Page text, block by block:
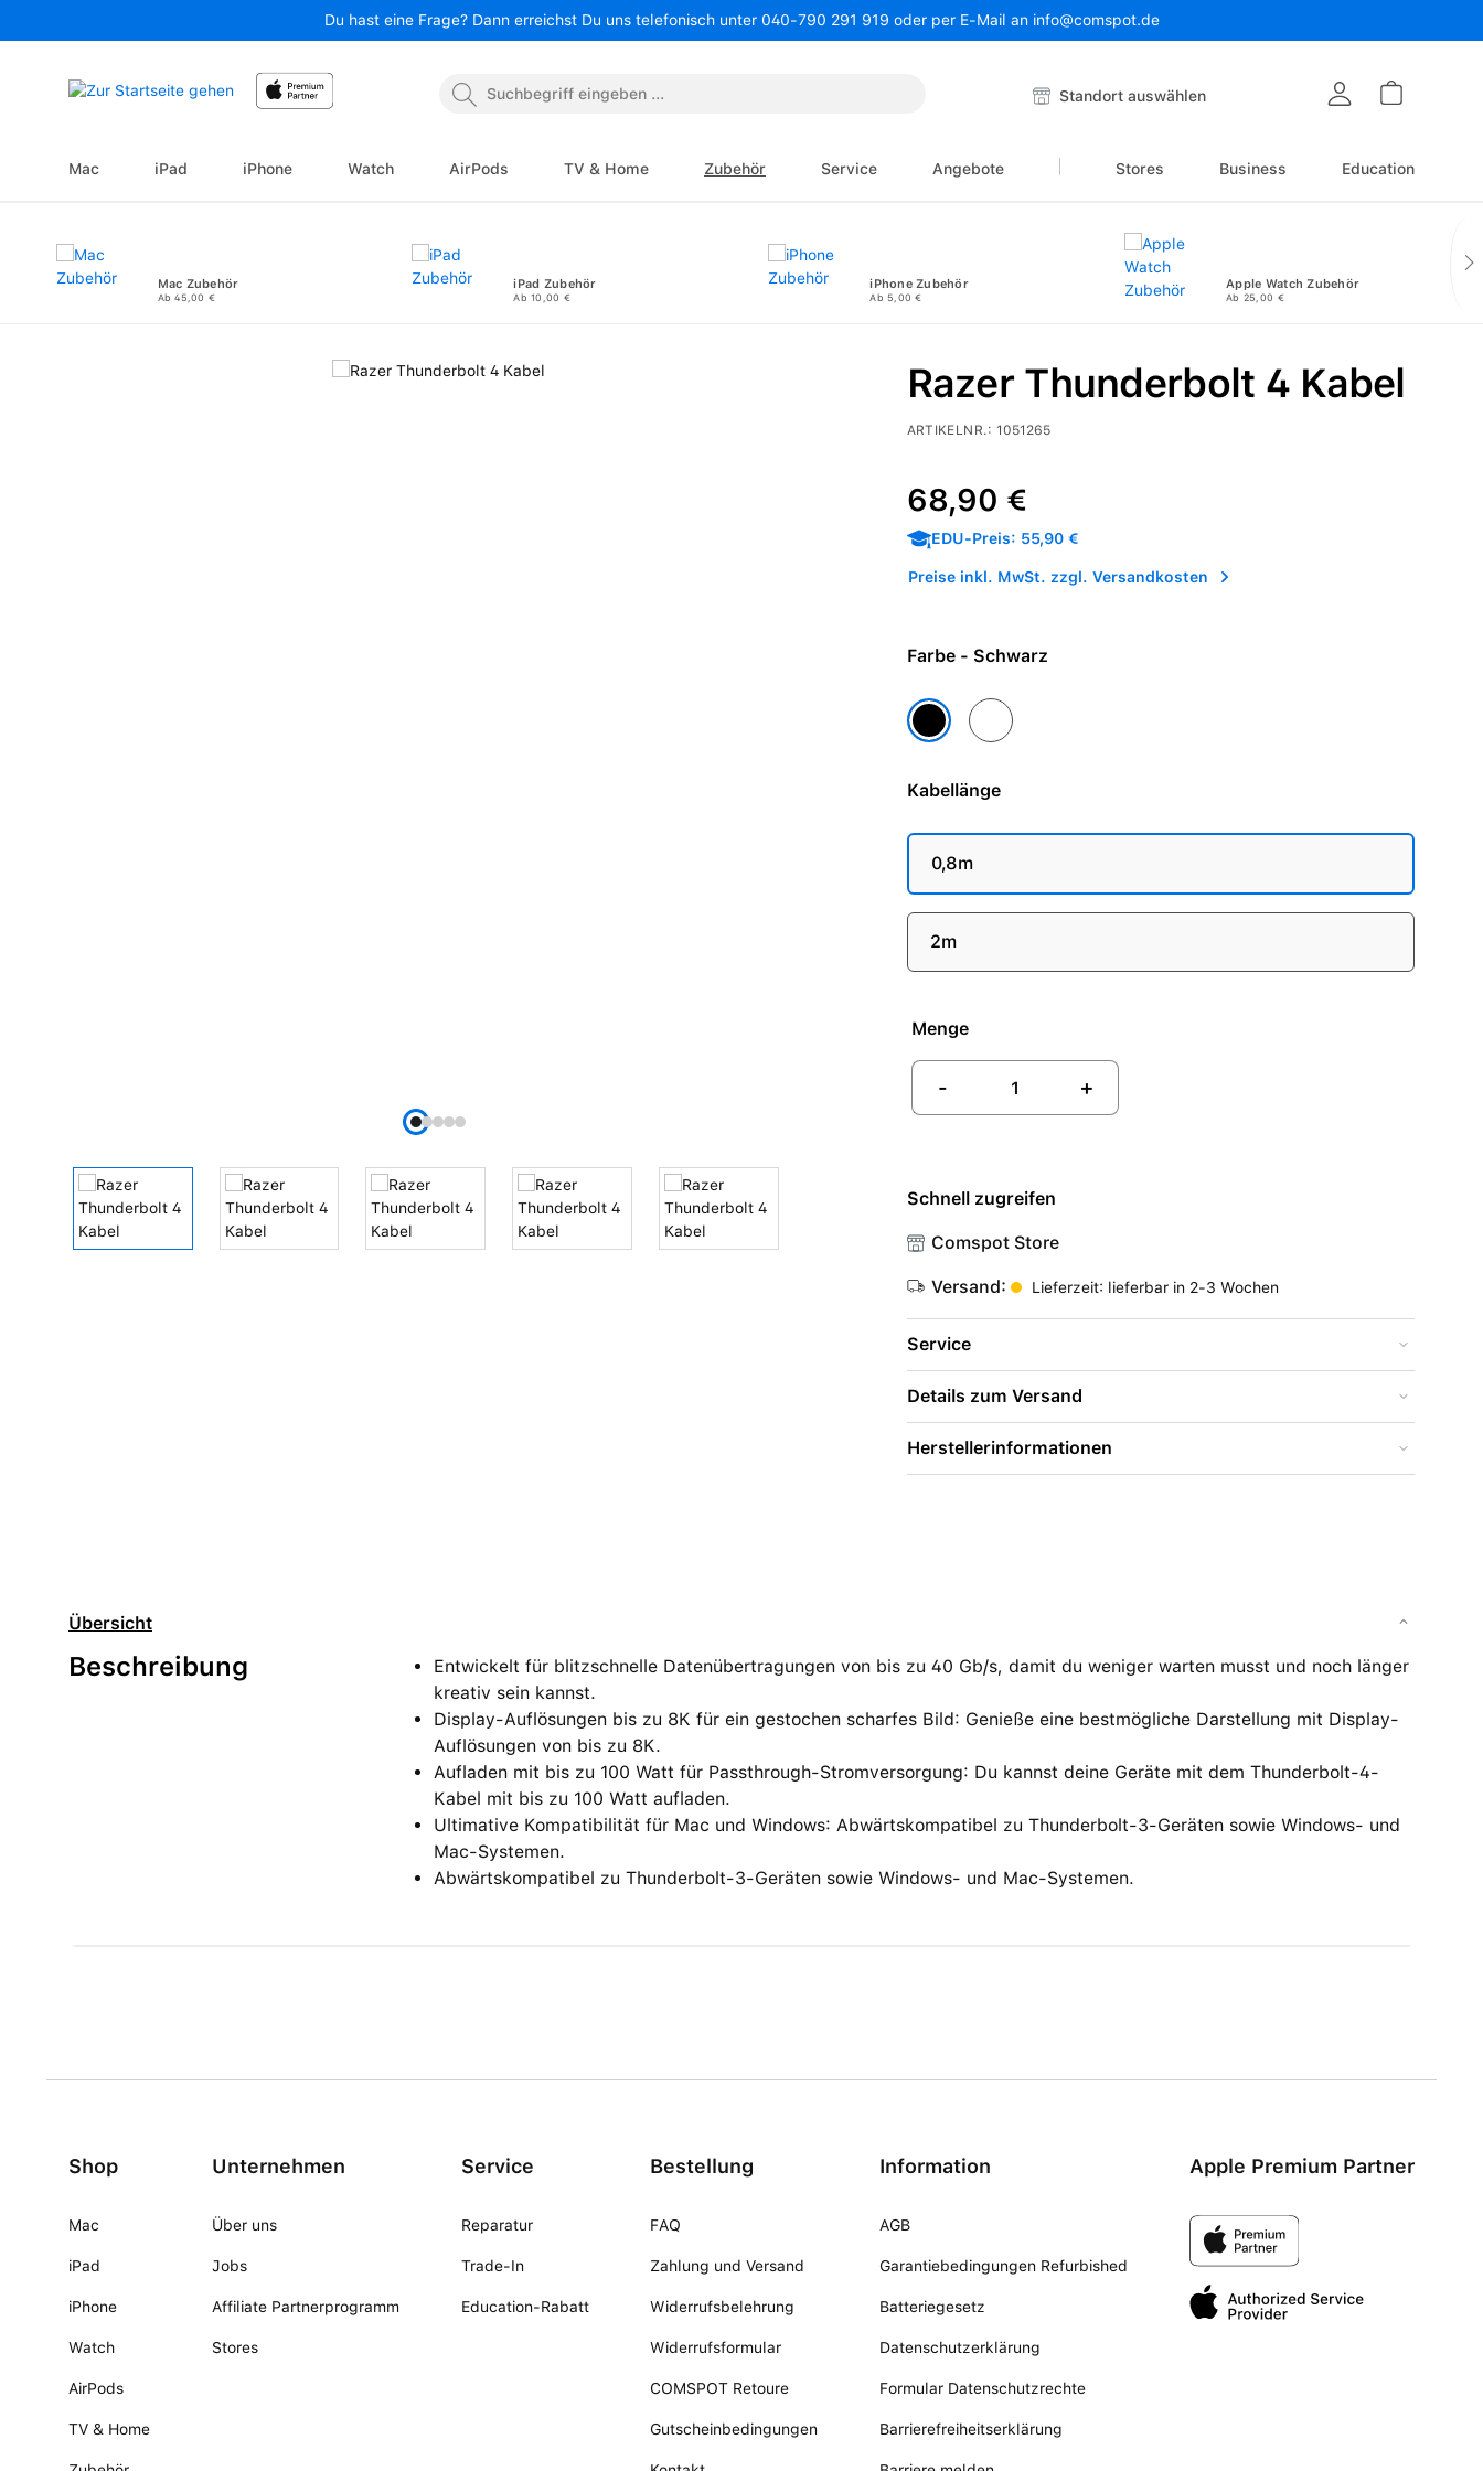
Du hast eine Frage? Dann erreichst Du uns telefonisch unter 040-790 291 919 oder per E-Mail an info@comspot.de
Standort auswählen
Mac iPad iPhone Watch AirPods TV & Home Zubehör Service Angebote Stores Business Education
Mac Zubehör
Ab 45,00 €
iPad Zubehör
Ab 10,00 €
iPhone Zubehör
Ab 5,00 €
Apple Watch Zubehör
Ab 25,00 €
Razer Thunderbolt 4 Kabel
ARTIKELNR.: 1051265
Regulärer Preis:
68,90 €
EDU-Preis: 55,90 €
Preise inkl. MwSt. zzgl. Versandkosten
Farbe - Schwarz
SchwarzWeiß
Kabellänge
0,8m
2m
Menge
- +
Schnell zugreifen
Comspot Store
Versand: Lieferzeit: lieferbar in 2-3 Wochen
Service
Details zum Versand
Herstellerinformationen
Übersicht
Beschreibung
Entwickelt für blitzschnelle Datenübertragungen von bis zu 40 Gb/s, damit du weniger warten musst und noch länger
kreativ sein kannst.
Display-Auflösungen bis zu 8K für ein gestochen scharfes Bild: Genieße eine bestmögliche Darstellung mit Display-
Auflösungen von bis zu 8K.
Aufladen mit bis zu 100 Watt für Passthrough-Stromversorgung: Du kannst deine Geräte mit dem Thunderbolt-4-
Kabel mit bis zu 100 Watt aufladen.
Ultimative Kompatibilität für Mac und Windows: Abwärtskompatibel zu Thunderbolt-3-Geräten sowie Windows- und
Mac-Systemen.
Abwärtskompatibel zu Thunderbolt-3-Geräten sowie Windows- und Mac-Systemen.
Shop
Mac
iPad
iPhone
Watch
AirPods
TV & Home
Unternehmen
Über uns
Jobs
Affiliate Partnerprogramm
Stores
Service
Reparatur
Trade-In
Education-Rabatt
Bestellung
FAQ
Zahlung und Versand
Widerrufsbelehrung
Widerrufsformular
COMSPOT Retoure
Gutscheinbedingungen
Information
AGB
Garantiebedingungen Refurbished
Batteriegesetz
Datenschutzerklärung
Formular Datenschutzrechte
Barrierefreiheitserklärung
Apple Premium Partner